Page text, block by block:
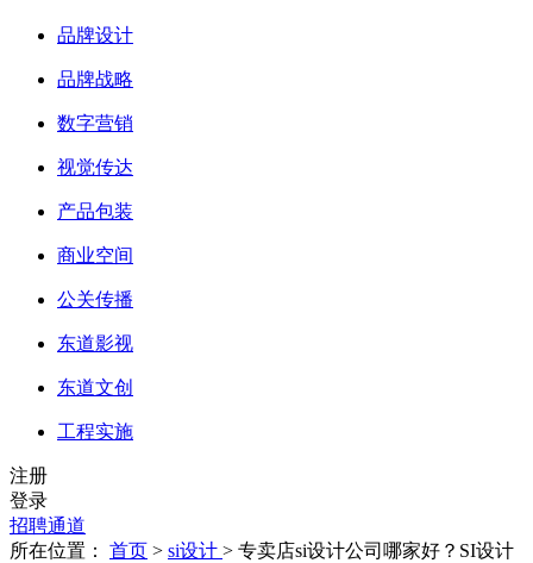
品牌设计
品牌战略
数字营销
视觉传达
产品包装
商业空间
公关传播
东道影视
东道文创
工程实施
注册
登录
招聘通道
所在位置： 首页 > si设计 > 专卖店si设计公司哪家好？SI设计